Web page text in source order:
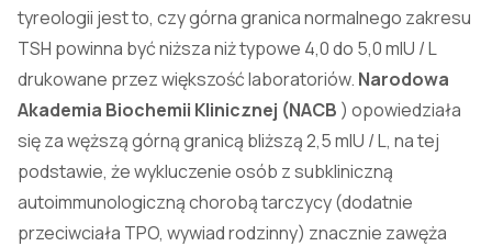
tyreologii jest to, czy górna granica normalnego zakresu
TSH powinna być niższa niż typowe 4,0 do 5,0 mIU / L
drukowane przez większość laboratoriów. Narodowa
Akademia Biochemii Klinicznej (NACB ) opowiedziała
się za węższą górną granicą bliższą 2,5 mIU / L, na tej
podstawie, że wykluczenie osób z subkliniczną
autoimmunologiczną chorobą tarczycy (dodatnie
przeciwciała TPO, wywiad rodzinny) znacznie zawęża